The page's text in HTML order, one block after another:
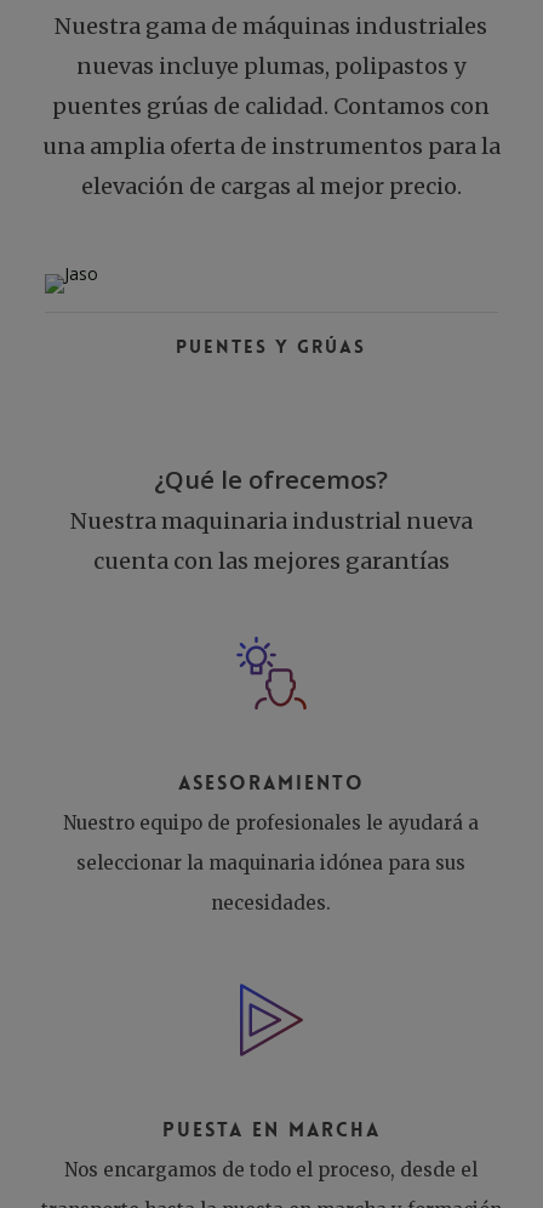
Nuestra gama de máquinas industriales
nuevas incluye plumas, polipastos y
puentes grúas de calidad. Contamos con
una amplia oferta de instrumentos para la
elevación de cargas al mejor precio.
Puentes y grúas
¿Qué le ofrecemos?
Nuestra maquinaria industrial nueva
cuenta con las mejores garantías
Asesoramiento
Nuestro equipo de profesionales le ayudará a
seleccionar la maquinaria idónea para sus
necesidades.
Puesta en marcha
Nos encargamos de todo el proceso, desde el